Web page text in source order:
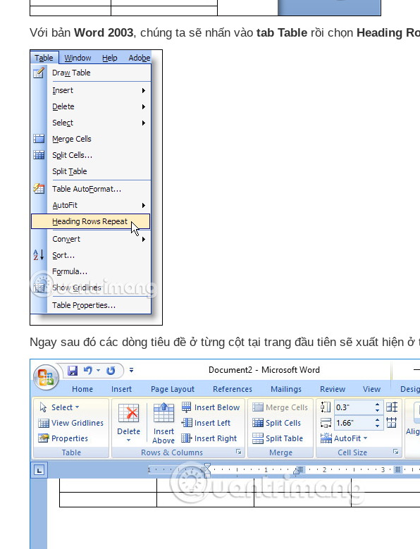
Với bản Word 2003, chúng ta sẽ nhấn vào tab Table rồi chọn Heading
Ngay sau đó các dòng tiêu đề ở từng cột tại trang đầu tiên sẽ xuất hiện ở